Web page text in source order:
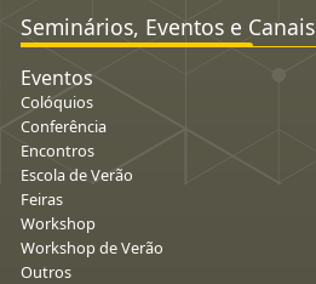
Seminários, Eventos e Canais
Eventos
Colóquios
Conferência
Encontros
Escola de Verão
Feiras
Workshop
Workshop de Verão
Outros